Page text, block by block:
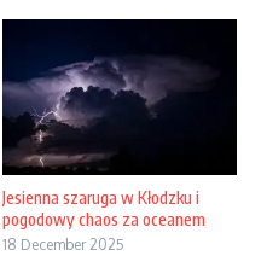
Jesienna szaruga w Kłodzku i
pogodowy chaos za oceanem
18 December 2025